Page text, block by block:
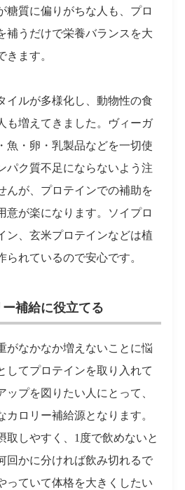
糖質に偏りがちな人も、プロ
補うだけで栄養バランスを大
きます。
イルが多様化し、動物性の食
も増えてきました。ヴィーガ
魚・卵・乳製品などを一切使
パク質不足にならないよう注
んが、プロテインでの補助を
意が楽になります。ソイプロ
ン、玄米プロテインなどは植
られているので安心です。
補給に役立てる
がなかなか増えないことに悩
してプロテインを取り入れて
ップを図りたい人にとって、
カロリー補給源となります。
取しやすく、1度で飲めないと
回かに分ければ飲み切れるで
っていて体格を大きくしたい